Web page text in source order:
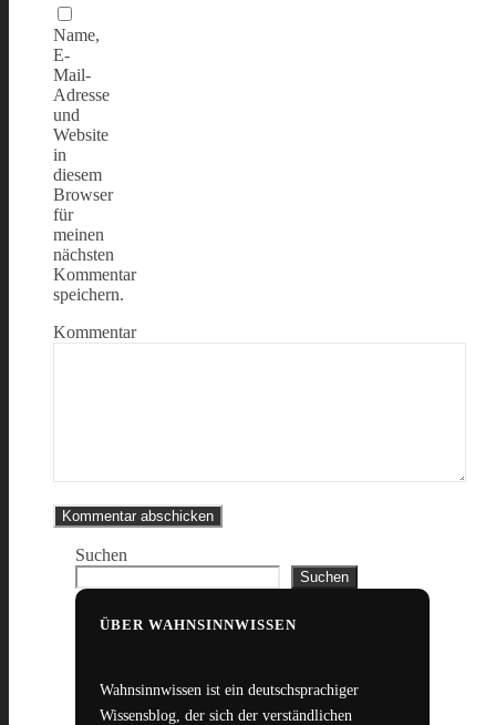
Name,
E-
Mail-
Adresse
und
Website
in
diesem
Browser
für
meinen
nächsten
Kommentar
speichern.
Kommentar
Suchen
Suchen
ÜBER WAHNSINNWISSEN
Wahnsinnwissen ist ein deutschsprachiger
Wissensblog, der sich der verständlichen